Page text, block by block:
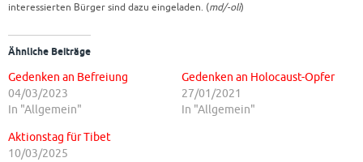
interessierten Bürger sind dazu eingeladen. (md/-oli)
Ähnliche Beiträge
Gedenken an Befreiung
04/03/2023
In "Allgemein"
Gedenken an Holocaust-Opfer
27/01/2021
In "Allgemein"
Aktionstag für Tibet
10/03/2025